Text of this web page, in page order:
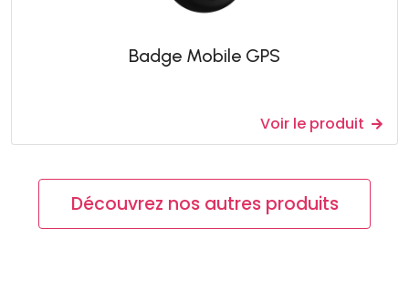
Badge Mobile GPS
Voir le produit
Découvrez nos autres produits